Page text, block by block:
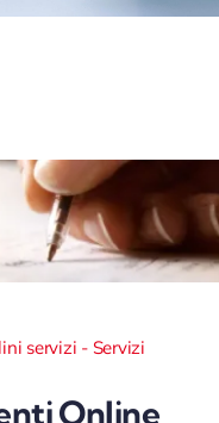
servizi - Servizi
Online